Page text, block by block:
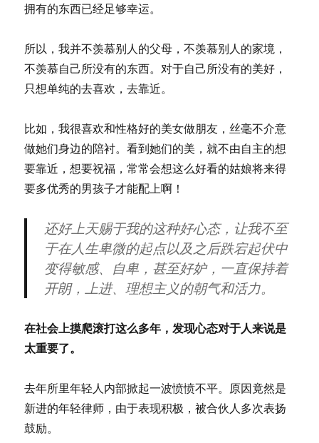
拥有的东西已经足够幸运。
所以，我并不羡慕别人的父母，不羡慕别人的家境，
不羡慕自己所没有的东西。对于自己所没有的美好，
只想单纯的去喜欢，去靠近。
比如，我很喜欢和性格好的美女做朋友，丝毫不介意
做她们身边的陪衬。看到她们的美，就不由自主的想
要靠近，想要祝福，常常会想这么好看的姑娘将来得
要多优秀的男孩子才能配上啊！
还好上天赐于我的这种好心态，让我不至
于在人生卑微的起点以及之后跌宕起伏中
变得敏感、自卑，甚至好妒，一直保持着
开朗，上进、理想主义的朝气和活力。
在社会上摸爬滚打这么多年，发现心态对于人来说是
太重要了。
去年所里年轻人内部掀起一波愤愤不平。原因竟然是
新进的年轻律师，由于表现积极，被合伙人多次表扬
鼓励。